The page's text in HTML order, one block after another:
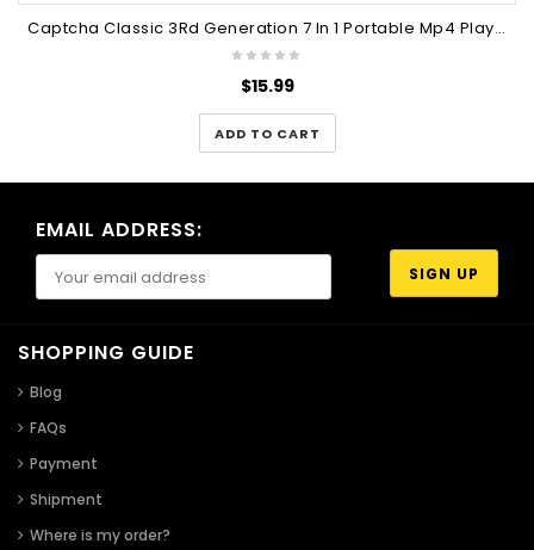
Captcha Classic 3Rd Generation 7 In 1 Portable Mp4 Player
$15.99
ADD TO CART
EMAIL ADDRESS:
SHOPPING GUIDE
Blog
FAQs
Payment
Shipment
Where is my order?